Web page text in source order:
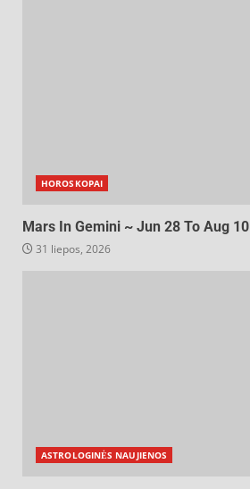
HOROSKOPAI
Mars In Gemini ~ Jun 28 To Aug 10
31 liepos, 2026
ASTROLOGINĖS NAUJIENOS